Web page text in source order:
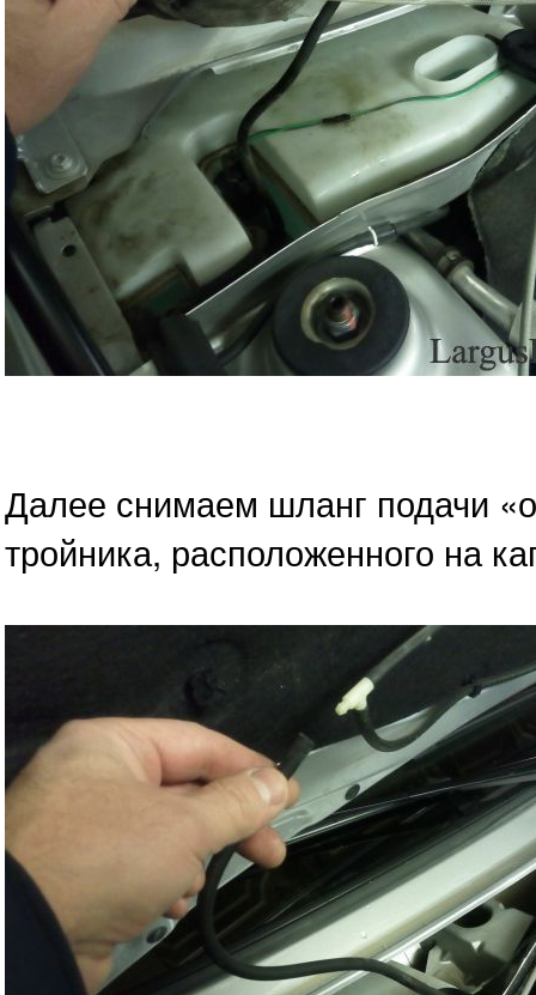
Далее снимаем шланг подачи
тройника, расположенного на